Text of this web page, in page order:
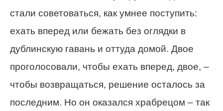
стали советоваться, как умнее поступить:
ехать вперед или бежать без оглядки в
дублинскую гавань и оттуда домой. Двое
проголосовали, чтобы ехать вперед, двое, –
чтобы возвращаться, решение осталось за
последним. Но он оказался храбрецом – так